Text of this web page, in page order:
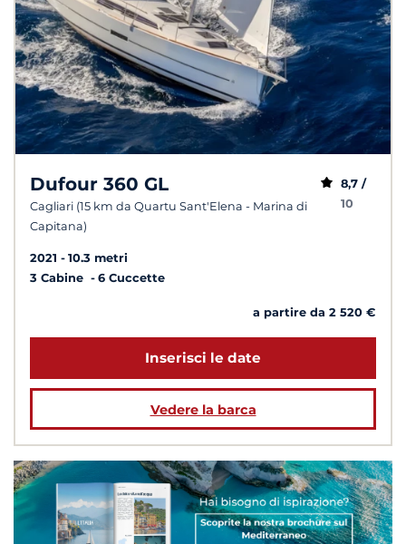
Dufour 360 GL
Cagliari (15 km da Quartu Sant'Elena - Marina di
Capitana)
8,7 /
10
2021
10.3 metri
3 Cabine
6 Cuccette
a partire da 2 520 €
Inserisci le date
Vedere la barca